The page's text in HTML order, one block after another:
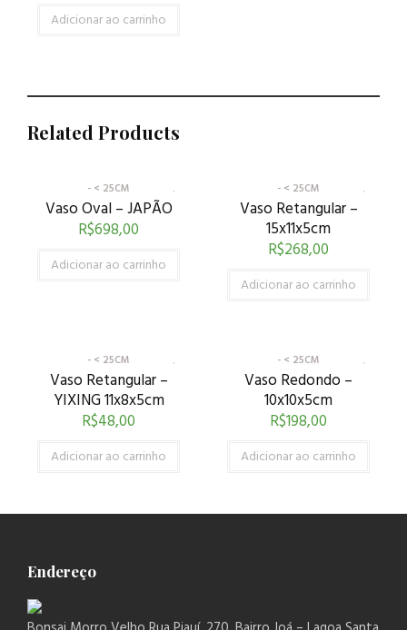
Adicionar ao carrinho
Related Products
- < 25CM
Vaso Oval – JAPÃO
R$698,00
Adicionar ao carrinho
- < 25CM
Vaso Retangular –
15x11x5cm
R$268,00
Adicionar ao carrinho
- < 25CM
Vaso Retangular –
YIXING 11x8x5cm
R$48,00
Adicionar ao carrinho
- < 25CM
Vaso Redondo –
10x10x5cm
R$198,00
Adicionar ao carrinho
Endereço